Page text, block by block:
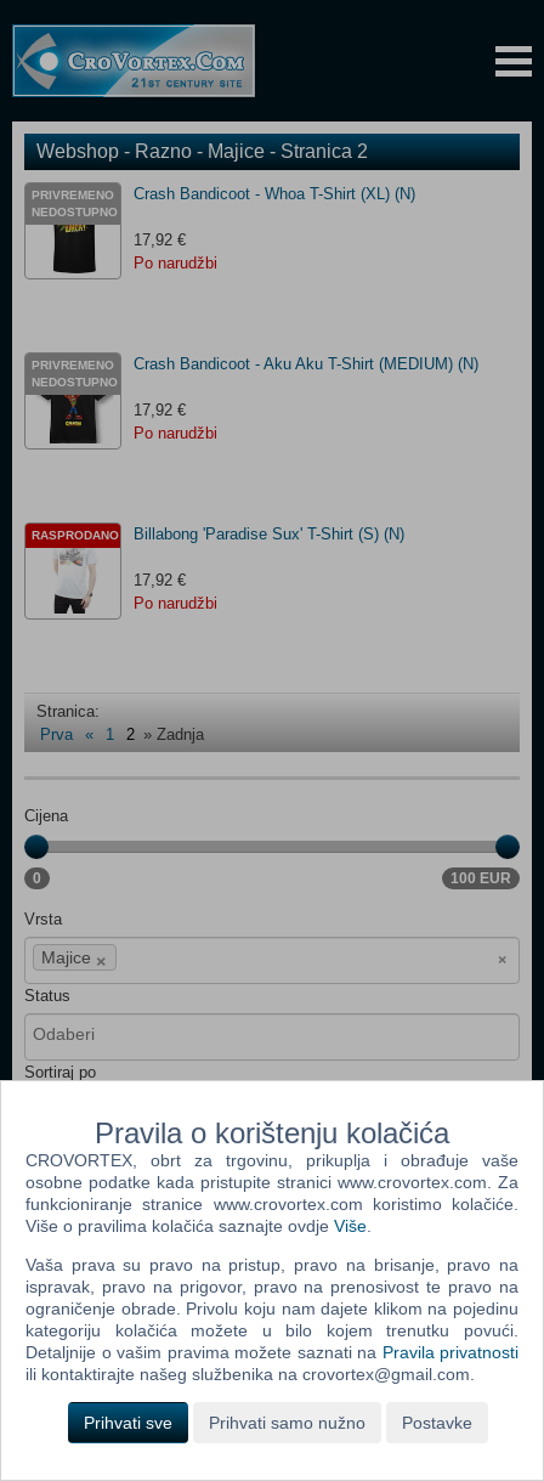
Webshop - Razno - Majice - Stranica 2
PRIVREMENO
NEDOSTUPNO
Crash Bandicoot - Whoa T-Shirt (XL) (N)
17,92 €
Po narudžbi
PRIVREMENO
NEDOSTUPNO
Crash Bandicoot - Aku Aku T-Shirt (MEDIUM) (N)
17,92 €
Po narudžbi
RASPRODANO Billabong 'Paradise Sux' T-Shirt (S) (N)
17,92 €
Po narudžbi
Stranica:
Prva
« 1 2 » Zadnja
Cijena
0 100 EUR
Vrsta
×
×
Majice
Status
Sortiraj po
Samo akcije
Traži
Pravila o korištenju kolačića
CROVORTEX, obrt za trgovinu, prikuplja i obrađuje vaše
osobne podatke kada pristupite stranici www.crovortex.com. Za
funkcioniranje stranice www.crovortex.com koristimo kolačiće.
Više o pravilima kolačića saznajte ovdje Više
Vaša prava su pravo na pristup, pravo na brisanje, pravo na
ispravak, pravo na prigovor, pravo na prenosivost te pravo na
ograničenje obrade. Privolu koju nam dajete klikom na pojedinu
kategoriju kolačića možete u bilo kojem trenutku povući.
Detaljnije o vašim pravima možete saznati na Pravila privatnosti
ili kontaktirajte našeg službenika na crovortex@gmail.com.
Prihvati sve Prihvati samo nužno Postavke